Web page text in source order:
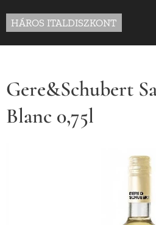
HÁROS ITALDISZKONT
Gere&Schubert
Blanc 0,75l